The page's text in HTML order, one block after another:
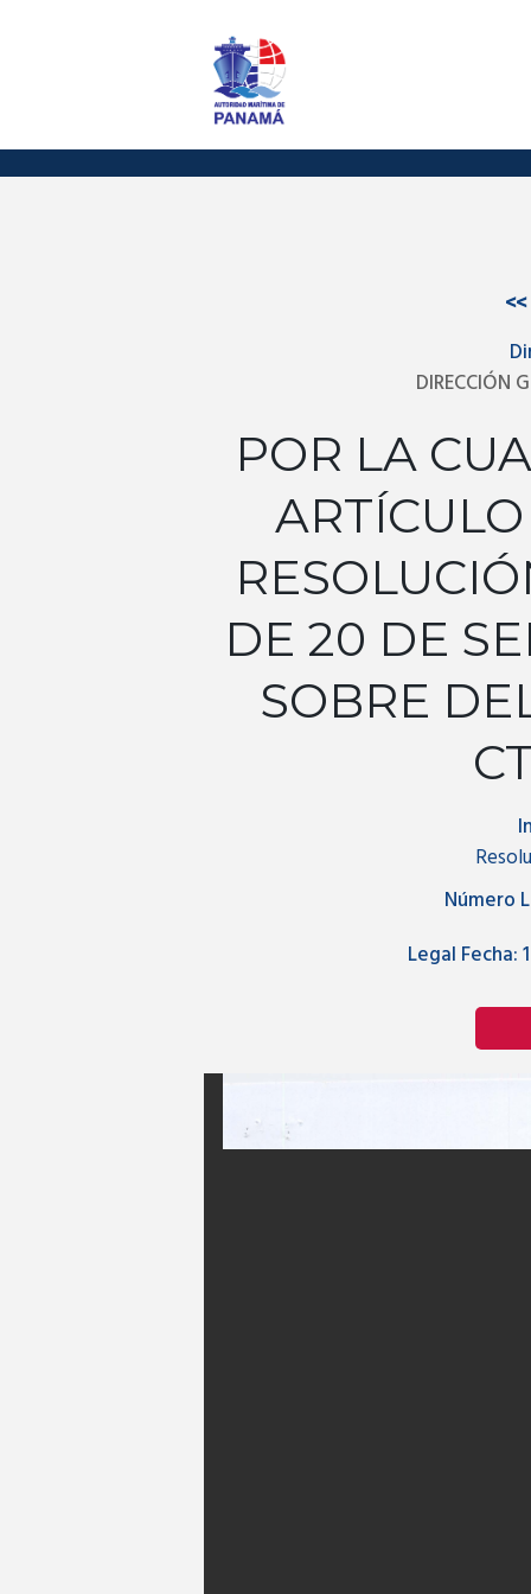
<<
DIRECCIÓN
POR LA
DE 20 DE
SOBRE
Número
Legal Fecha: